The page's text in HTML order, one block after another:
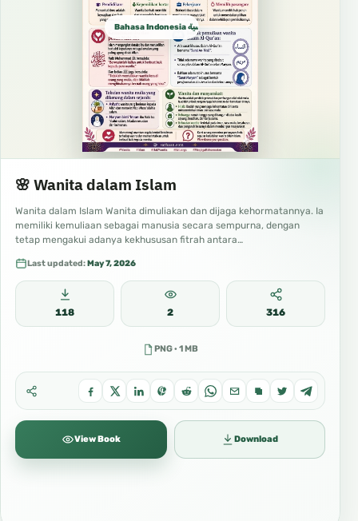
Bahasa Indonesia الإندونيسية
🌸 Wanita dalam Islam
Wanita dalam Islam Wanita dimuliakan dan dijaga kehormatannya. Ia
memiliki kemuliaan sebagai manusia secara sempurna, dengan
tetap mengakui adanya kekhususan fitrah antara…
Last updated:May 7, 2026
118 2 316
PNG · 1 MB
View Book Download